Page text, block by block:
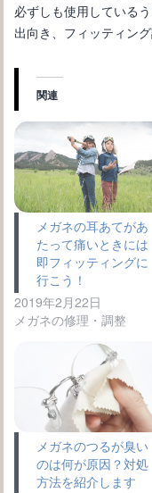
眼鏡の鼻あてが緑にな
必ずしも使用している
出向き、フィッティン
関連
メガネの耳あてがあ
たって痛いときには
即フィッティングに
行こう！
2019年2月22日
メガネの修理・調整
メガネのつるが臭い
のは何が原因？対処
方法を紹介します